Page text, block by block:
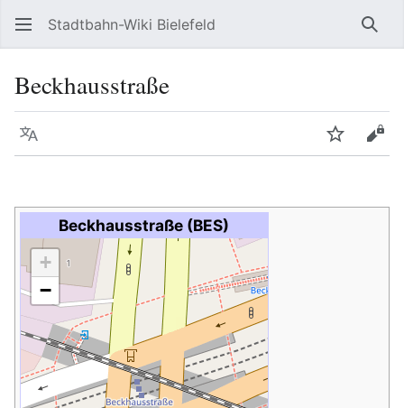
Stadtbahn-Wiki Bielefeld
Beckhausstraße
Sprache
Beckhausstraße (BES)
+
−